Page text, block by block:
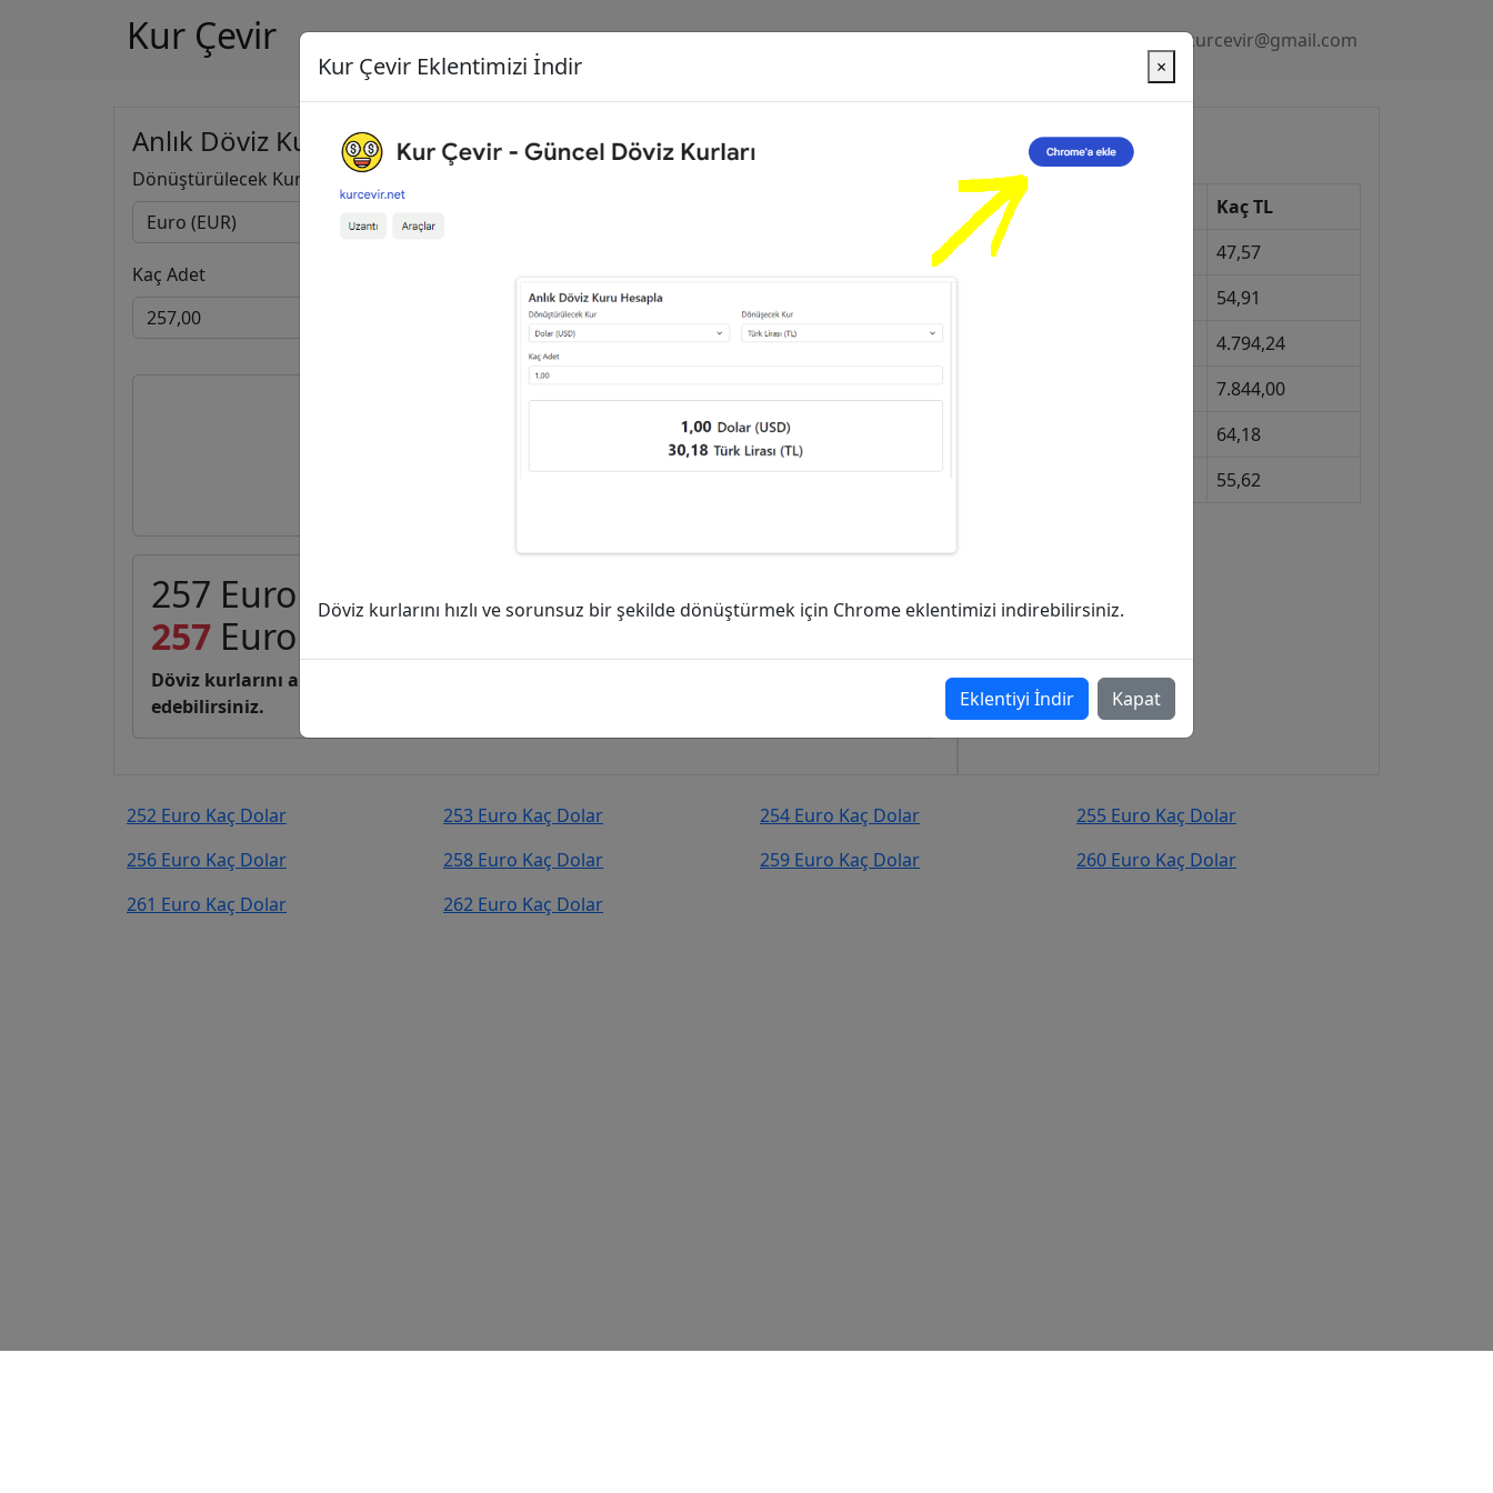
Kur Çevir Gizlilik Politikası kurcevir@gmail.com
Anlık Döviz Kuru Hesapla
Dönüştürülecek Kur
Kaç Adet
Euro (EUR)
257 Euro (EUR) kaç Dolar (USD)?
257 Euro
Döviz kurlarını anlık, canlı, basit bir şekilde kurcevir.net adresinden takip
edebilirsiniz.
Güncel Kurlar
Kur
Kaç TL
Dolar
47,57
54,91
4.794,24
7.844,00
64,18
55,62
252 Euro Kaç Dolar 253 Euro Kaç Dolar 254 Euro Kaç Dolar
255 Euro Kaç Dolar
256 Euro Kaç Dolar
258 Euro Kaç Dolar 259 Euro Kaç Dolar
260 Euro Kaç Dolar
261 Euro Kaç Dolar
262 Euro Kaç Dolar
Kur Çevir Eklentimizi İndir ×
Döviz kurlarını hızlı ve sorunsuz bir şekilde dönüştürmek için Chrome eklentimizi indirebilirsiniz.
Eklentiyi İndir Kapat